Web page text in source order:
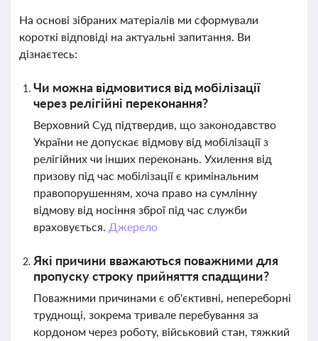
На основі зібраних матеріалів ми сформували
короткі відповіді на актуальні запитання. Ви
дізнаєтесь:
Чи можна відмовитися від мобілізації
через релігійні переконання?
Верховний Суд підтвердив, що законодавство
України не допускає відмову від мобілізації з
релігійних чи інших переконань. Ухилення від
призову під час мобілізації є кримінальним
правопорушенням, хоча право на сумлінну
відмову від носіння зброї під час служби
враховується. Джерело
Які причини вважаються поважними для
пропуску строку прийняття спадщини?
Поважними причинами є об'єктивні, непереборні
труднощі, зокрема тривале перебування за
кордоном через роботу, військовий стан, тяжкий